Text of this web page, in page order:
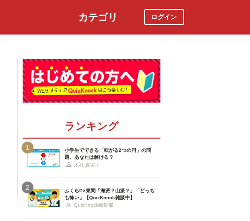
カテゴリ ログイン
ランキング
1
小学生でできる「転がる2つの円」の問
題、あなたは解ける？
木村 真実子
2
ふくらP×東問「海派？山派？」「どっち
も怖い」【QuizKnock雑談中】
QuizKnock編集部